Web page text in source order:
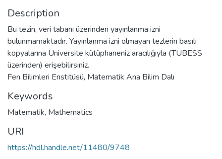
Description
Bu tezin, veri tabanı üzerinden yayınlanma izni
bulunmamaktadır. Yayınlanma izni olmayan tezlerin basılı
kopyalarına Üniversite kütüphaneniz aracılığıyla (TÜBESS
üzerinden) erişebilirsiniz.
Fen Bilimleri Enstitüsü, Matematik Ana Bilim Dalı
Keywords
Matematik, Mathematics
URI
https://hdl.handle.net/11480/9748